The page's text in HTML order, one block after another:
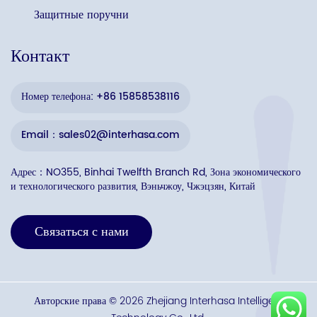
Защитные поручни
Контакт
Номер телефона: +86 15858538116
Email：sales02@interhasa.com
Адрес：NO355, Binhai Twelfth Branch Rd, Зона экономического
и технологического развития, Вэньчжоу, Чжэцзян, Китай
Связаться с нами
Авторские права © 2026 Zhejiang Interhasa Intelligent